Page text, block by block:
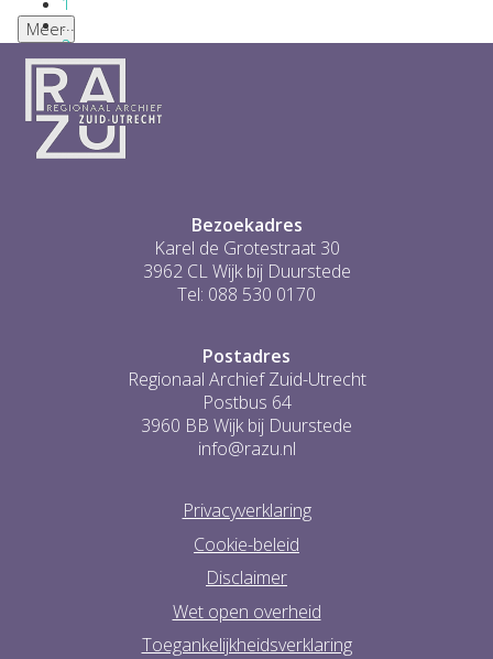
...
2
3
4
5
6
...
Meer
Bezoekadres
Karel de Grotestraat 30
3962 CL Wijk bij Duurstede
Tel: 088 530 0170
Postadres
Regionaal Archief Zuid-Utrecht
Postbus 64
3960 BB Wijk bij Duurstede
info@razu.nl
Privacyverklaring
Cookie-beleid
Disclaimer
Wet open overheid
Toegankelijkheidsverklaring